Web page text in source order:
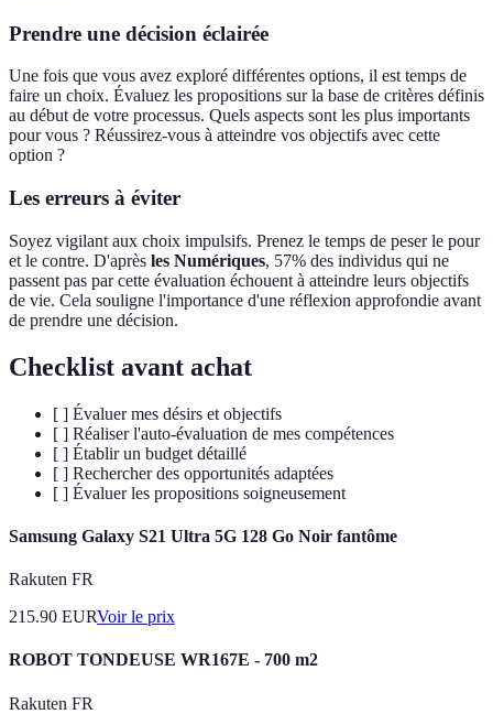
Prendre une décision éclairée
Une fois que vous avez exploré différentes options, il est temps de
faire un choix. Évaluez les propositions sur la base de critères définis
au début de votre processus. Quels aspects sont les plus importants
pour vous ? Réussirez-vous à atteindre vos objectifs avec cette
option ?
Les erreurs à éviter
Soyez vigilant aux choix impulsifs. Prenez le temps de peser le pour
et le contre. D'après les Numériques, 57% des individus qui ne
passent pas par cette évaluation échouent à atteindre leurs objectifs
de vie. Cela souligne l'importance d'une réflexion approfondie avant
de prendre une décision.
Checklist avant achat
[ ] Évaluer mes désirs et objectifs
[ ] Réaliser l'auto-évaluation de mes compétences
[ ] Établir un budget détaillé
[ ] Rechercher des opportunités adaptées
[ ] Évaluer les propositions soigneusement
Samsung Galaxy S21 Ultra 5G 128 Go Noir fantôme
Rakuten FR
215.90 EURVoir le prix
ROBOT TONDEUSE WR167E - 700 m2
Rakuten FR